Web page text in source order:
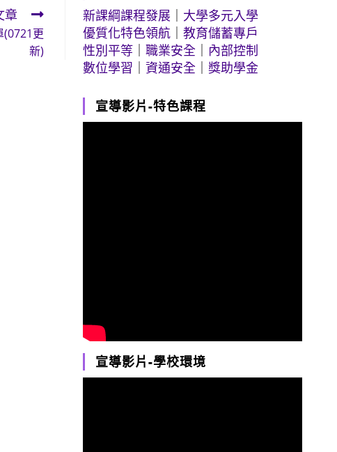
章
(0721更
新)
新課綱課程發展
大學多元入學
優質化特色領航 ｜教育儲蓄專戶
性別平等 ｜職業安全
內部控制
數位學習 ｜資通安全 ｜獎助學金
宣導影片-特色課程
宣導影片-學校環境